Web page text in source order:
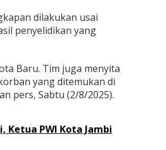
dilakukan usai
penyelidikan yang
Baru. Tim juga menyita
yang ditemukan di
pers, Sabtu (2/8/2025).
Ketua PWI Kota Jambi